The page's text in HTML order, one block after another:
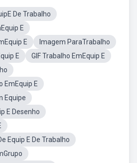
De Trabalho
E
E
Imagem ParaTrabalho
E
GIF Trabalho EmEquip E
EmEquip E
Equipe
E Desenho
Equip E De Trabalho